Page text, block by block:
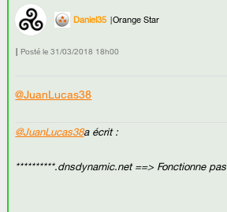
Daniel35 Orange Star
Posté le ‎31/03/2018 18h00
@JuanLucas38
@JuanLucas38a écrit :
**********.dnsdynamic.net ==> Fonctionne pas